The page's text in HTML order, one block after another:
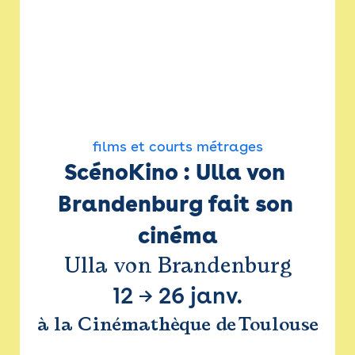
films et courts métrages
ScénoKino : Ulla von
Brandenburg fait son
cinéma
Ulla von Brandenburg
12 → 26 janv.
à la Cinémathèque de Toulouse